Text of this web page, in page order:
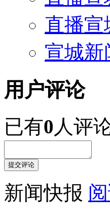
直播宣
宣城新
用户评论
已有0 人评
新闻快报